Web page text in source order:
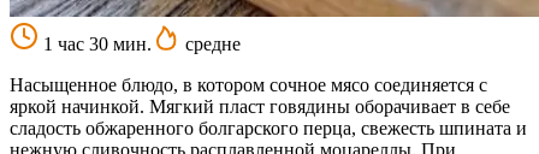
1 час 30 мин.
средне
Насыщенное блюдо, в котором сочное мясо соединяется с
яркой начинкой. Мягкий пласт говядины оборачивает в себе
сладость обжаренного болгарского перца, свежесть шпината и
нежную сливочность расплавленной моцареллы. При